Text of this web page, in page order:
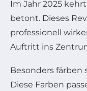
Im Jahr 2025
betont. Dieses
professionell
Auftritt ins
Besonders färben
Diese Farben